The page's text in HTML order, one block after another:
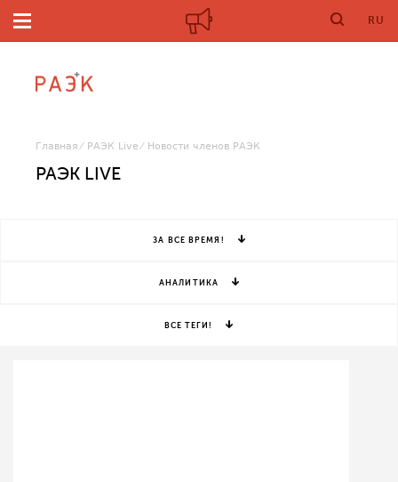
RU
Главная РАЭК Live Новости членов РАЭК
РАЭК LIVE
ЗА ВСЕ ВРЕМЯ!
АНАЛИТИКА
ВСЕ ТЕГИ!